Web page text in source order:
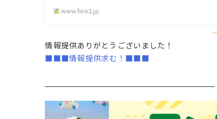
www.hira2.jp
情報提供ありがとうございました！
■■■情報提供求む！■■■